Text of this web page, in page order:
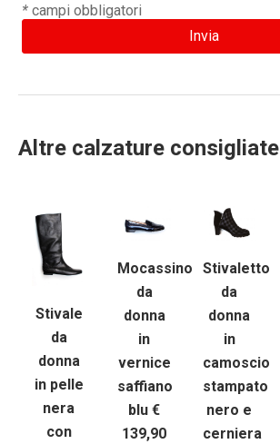
* campi obbligatori
Altre calzature consigliate
Stivale
da
donna
in pelle
nera
con
Mocassino
da
donna
in
vernice
saffiano
blu €
139,90
Stivaletto
da
donna
in
camoscio
stampato
nero e
cerniera